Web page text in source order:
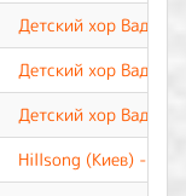
Детский хор
Детский хор Вадима
Детский хор
Hillsong (Киев) -